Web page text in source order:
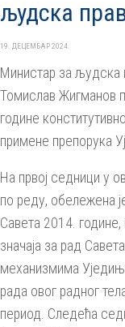
људска
19. ДЕЦЕМБАР 2024.
Министар за људска
Томислав Жигманов
године
примене препорука
На првој седници у
по реду, обележена
Савета 2014.
значаја за рад
механизмима
рада овог радног
период. Следећа